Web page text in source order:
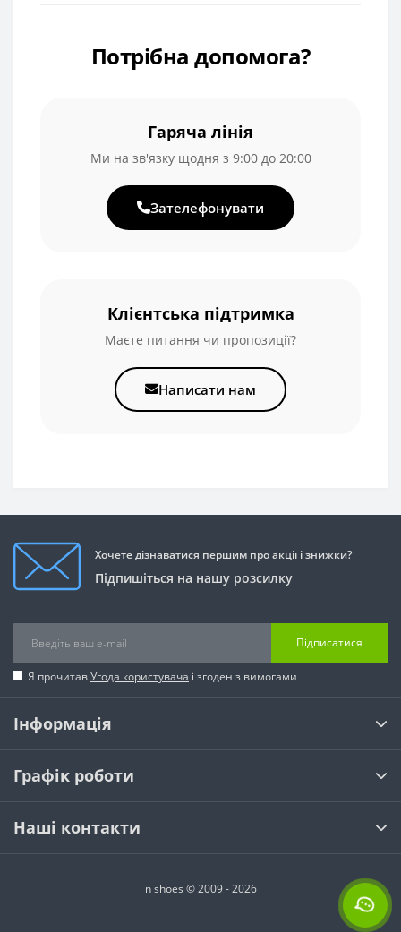
Потрібна допомога?
Гаряча лінія
Ми на зв'язку щодня з 9:00 до 20:00
Зателефонувати
Клієнтська підтримка
Маєте питання чи пропозиції?
Написати нам
Хочете дізнаватися першим про акції і знижки?
Підпишіться на нашу розсилку
Підписатися
Я прочитавУгода користувача і згоден з вимогами
Інформація
Графік роботи
Наші контакти
n shoes © 2009 - 2026